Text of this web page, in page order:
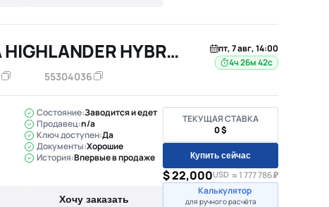
2024 TOYOTA HIGHLANDER HYBRID
55304036
пт, 7 авг, 14:00
4ч 26м 41с
Состояние:Заводится и едет
Продавец:n/a
Ключ доступен:Да
Документы:Хорошие
История:Впервые в продаже
Хочу заказать
ТЕКУЩАЯ СТАВКА
0 $
Купить сейчас
$ 22,000USD ≈ 1 777 786 ₽
Калькулятор
для ручного расчёта